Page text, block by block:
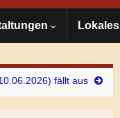
Lokales
fällt aus